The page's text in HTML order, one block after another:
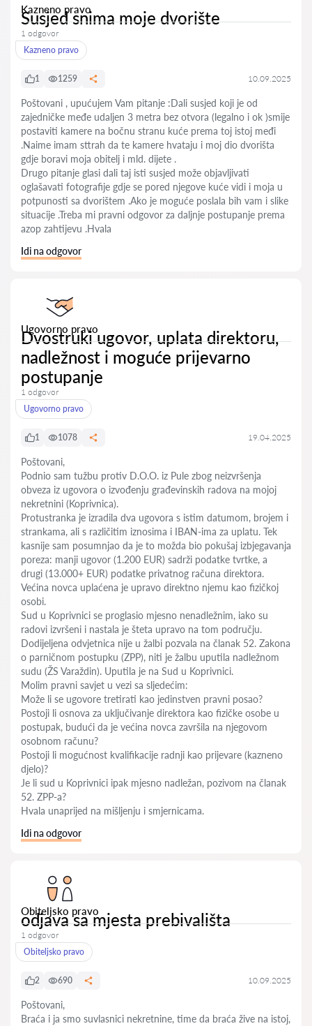
Kazneno pravo
Susjed snima moje dvorište
1 odgovor
Kazneno pravo
1 1259 10.09.2025
Poštovani , upućujem Vam pitanje :Dali susjed koji je od
zajedničke međe udaljen 3 metra bez otvora (legalno i ok )smije
postaviti kamere na bočnu stranu kuće prema toj istoj međi
.Naime imam sttrah da te kamere hvataju i moj dio dvorišta
gdje boravi moja obitelj i mld. dijete .
Drugo pitanje glasi dali taj isti susjed može objavljivati
oglašavati fotografije gdje se pored njegove kuće vidi i moja u
potpunosti sa dvorištem .Ako je moguće poslala bih vam i slike
situacije .Treba mi pravni odgovor za daljnje postupanje prema
azop zahtijevu .Hvala
Idi na odgovor
Ugovorno pravo
Dvostruki ugovor, uplata direktoru,
nadležnost i moguće prijevarno
postupanje
1 odgovor
Ugovorno pravo
1 1078 19.04.2025
Poštovani,
Podnio sam tužbu protiv D.O.O. iz Pule zbog neizvršenja
obveza iz ugovora o izvođenju građevinskih radova na mojoj
nekretnini (Koprivnica).
Protustranka je izradila dva ugovora s istim datumom, brojem i
strankama, ali s različitim iznosima i IBAN-ima za uplatu. Tek
kasnije sam posumnjao da je to možda bio pokušaj izbjegavanja
poreza: manji ugovor (1.200 EUR) sadrži podatke tvrtke, a
drugi (13.000+ EUR) podatke privatnog računa direktora.
Većina novca uplaćena je upravo direktno njemu kao fizičkoj
osobi.
Sud u Koprivnici se proglasio mjesno nenadležnim, iako su
radovi izvršeni i nastala je šteta upravo na tom području.
Dodijeljena odvjetnica nije u žalbi pozvala na članak 52. Zakona
o parničnom postupku (ZPP), niti je žalbu uputila nadležnom
sudu (ŽS Varaždin). Uputila je na Sud u Koprivnici.
Molim pravni savjet u vezi sa sljedećim:
Može li se ugovore tretirati kao jedinstven pravni posao?
Postoji li osnova za uključivanje direktora kao fizičke osobe u
postupak, budući da je većina novca završila na njegovom
osobnom računu?
Postoji li mogućnost kvalifikacije radnji kao prijevare (kazneno
djelo)?
Je li sud u Koprivnici ipak mjesno nadležan, pozivom na članak
52. ZPP-a?
Hvala unaprijed na mišljenju i smjernicama.
Idi na odgovor
Obiteljsko pravo
odjava sa mjesta prebivališta
1 odgovor
Obiteljsko pravo
2 690 10.09.2025
Poštovani,
Braća i ja smo suvlasnici nekretnine, time da braća žive na istoj,